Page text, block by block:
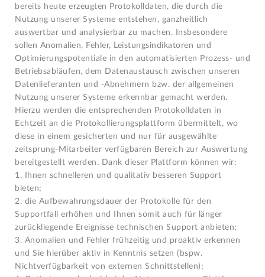
bereits heute erzeugten Protokolldaten, die durch die
Nutzung unserer Systeme entstehen, ganzheitlich
auswertbar und analysierbar zu machen. Insbesondere
sollen Anomalien, Fehler, Leistungsindikatoren und
Optimierungspotentiale in den automatisierten Prozess- und
Betriebsabläufen, dem Datenaustausch zwischen unseren
Datenlieferanten und -Abnehmern bzw. der allgemeinen
Nutzung unserer Systeme erkennbar gemacht werden.
Hierzu werden die entsprechenden Protokolldaten in
Echtzeit an die Protokollierungsplattform übermittelt, wo
diese in einem gesicherten und nur für ausgewählte
zeitsprung-Mitarbeiter verfügbaren Bereich zur Auswertung
bereitgestellt werden. Dank dieser Plattform können wir:
1. Ihnen schnelleren und qualitativ besseren Support
bieten;
2. die Aufbewahrungsdauer der Protokolle für den
Supportfall erhöhen und Ihnen somit auch für länger
zurückliegende Ereignisse technischen Support anbieten;
3. Anomalien und Fehler frühzeitig und proaktiv erkennen
und Sie hierüber aktiv in Kenntnis setzen (bspw.
Nichtverfügbarkeit von externen Schnittstellen);